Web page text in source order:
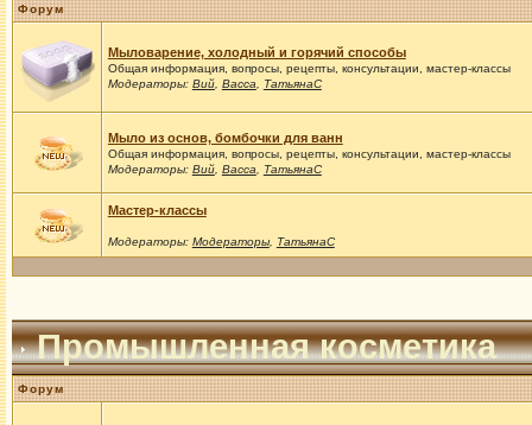
Форум
Мыловарение, холодный и горячий способы
Общая информация, вопросы, рецепты, консультации, мастер-классы
Модераторы: Вий, Васса ТатьянаС
Мыло из основ, бомбочки для ванн
Общая информация, вопросы, рецепты, консультации, мастер-классы
Модераторы: Вий, Васса ТатьянаС
Мастер-классы
Модераторы: Модераторы, ТатьянаС
Промышленная косметика
Форум